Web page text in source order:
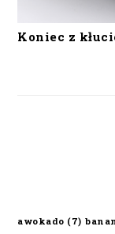
Koniec z
awokado (7)